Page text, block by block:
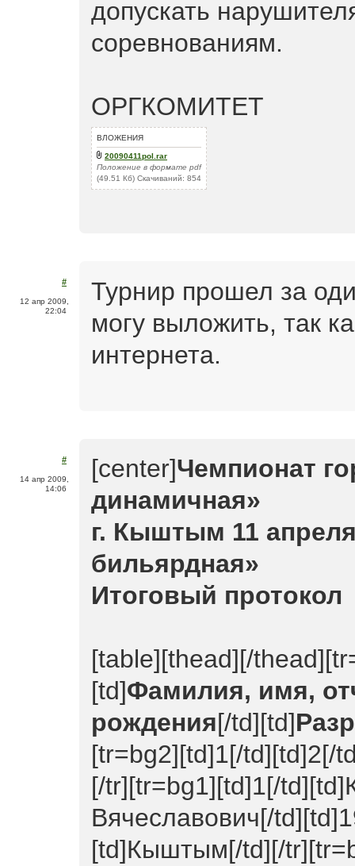
допускать
соревнованиям.
ОРГКОМИТЕТ
ВЛОЖЕНИЯ
20090411pol.rar
Положение в формате pdf
(49.51 Кб) Скачиваний: 854
#
12 апр 2009,
22:04
Турнир прошел за
могу выложить, так
интернета.
#
14 апр 2009,
14:06
[center]Чемпионат
динамичная»
г. Кыштым 11
бильярдная»
Итоговый протокол
[table][thead][/
[td]Фамилия, имя,
рождения[/td][td]
[tr=bg2][td]1[/td][td]2[/
[/tr][tr=bg1][td]1[/
Вячеславович[/
[td]Кыштым[/td][/